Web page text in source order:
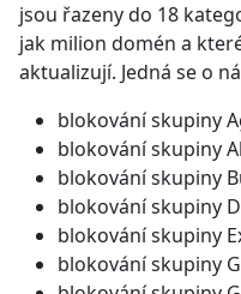
jsou řazeny do 18
jak milion domén a
aktualizují. Jedná se o
blokování skupiny
blokování skupiny
blokování skupiny
blokování skupiny
blokování skupiny
blokování skupiny